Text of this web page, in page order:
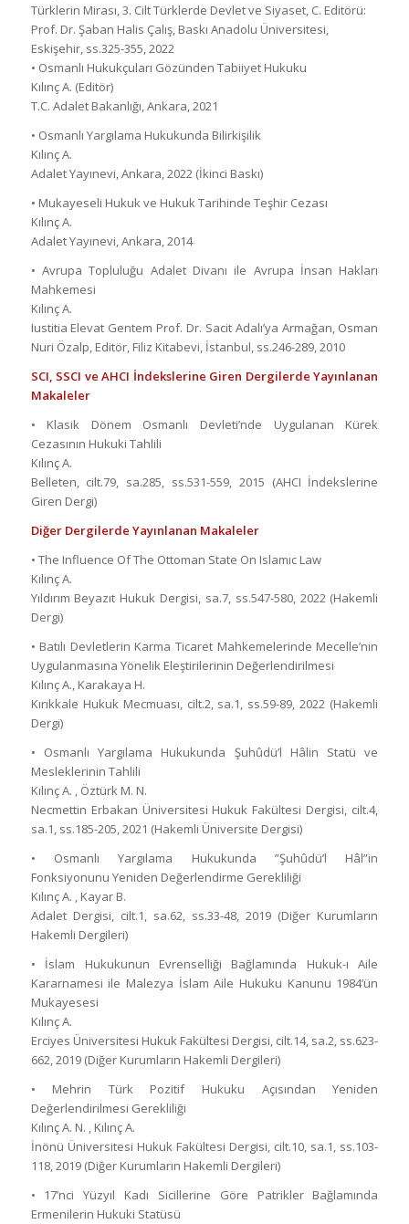
Türklerin Mirası, 3. Cilt Türklerde Devlet ve Siyaset, C. Editörü:
Prof. Dr. Şaban Halis Çalış, Baskı Anadolu Üniversitesi,
Eskişehir, ss.325-355, 2022
• Osmanlı Hukukçuları Gözünden Tabiiyet Hukuku
Kılınç A. (Editör)
T.C. Adalet Bakanlığı, Ankara, 2021
• Osmanlı Yargılama Hukukunda Bilirkişilik
Kılınç A.
Adalet Yayınevi, Ankara, 2022 (İkinci Baskı)
• Mukayeseli Hukuk ve Hukuk Tarihinde Teşhir Cezası
Kılınç A.
Adalet Yayınevi, Ankara, 2014
• Avrupa Topluluğu Adalet Divanı ile Avrupa İnsan Hakları
Mahkemesi
Kılınç A.
Iustitia Elevat Gentem Prof. Dr. Sacit Adalı’ya Armağan, Osman
Nuri Özalp, Editör, Filiz Kitabevi, İstanbul, ss.246-289, 2010
SCI, SSCI ve AHCI İndekslerine Giren Dergilerde Yayınlanan
Makaleler
• Klasik Dönem Osmanlı Devleti’nde Uygulanan Kürek
Cezasının Hukuki Tahlili
Kılınç A.
Belleten, cilt.79, sa.285, ss.531-559, 2015 (AHCI İndekslerine
Giren Dergi)
Diğer Dergilerde Yayınlanan Makaleler
• The Influence Of The Ottoman State On Islamıc Law
Kılınç A.
Yıldırım Beyazıt Hukuk Dergisi, sa.7, ss.547-580, 2022 (Hakemli
Dergi)
• Batılı Devletlerin Karma Ticaret Mahkemelerinde Mecelle’nin
Uygulanmasına Yönelik Eleştirilerinin Değerlendirilmesi
Kılınç A., Karakaya H.
Kırıkkale Hukuk Mecmuası, cilt.2, sa.1, ss.59-89, 2022 (Hakemli
Dergi)
• Osmanlı Yargılama Hukukunda Şuhûdü’l Hâlin Statü ve
Mesleklerinin Tahlili
Kılınç A. , Öztürk M. N.
Necmettin Erbakan Üniversitesi Hukuk Fakültesi Dergisi, cilt.4,
sa.1, ss.185-205, 2021 (Hakemli Üniversite Dergisi)
• Osmanlı Yargılama Hukukunda ”Şuhûdü’l Hâl”in
Fonksiyonunu Yeniden Değerlendirme Gerekliliği
Kılınç A. , Kayar B.
Adalet Dergisi, cilt.1, sa.62, ss.33-48, 2019 (Diğer Kurumların
Hakemli Dergileri)
• İslam Hukukunun Evrenselliği Bağlamında Hukuk-ı Aile
Kararnamesi ile Malezya İslam Aile Hukuku Kanunu 1984’ün
Mukayesesi
Kılınç A.
Erciyes Üniversitesi Hukuk Fakültesi Dergisi, cilt.14, sa.2, ss.623-
662, 2019 (Diğer Kurumların Hakemli Dergileri)
• Mehrin Türk Pozitif Hukuku Açısından Yeniden
Değerlendirilmesi Gerekliliği
Kılınç A. N. , Kılınç A.
İnönü Üniversitesi Hukuk Fakültesi Dergisi, cilt.10, sa.1, ss.103-
118, 2019 (Diğer Kurumların Hakemli Dergileri)
• 17’nci Yüzyıl Kadı Sicillerine Göre Patrikler Bağlamında
Ermenilerin Hukuki Statüsü